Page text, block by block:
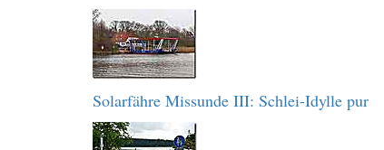
Solarfähre Missunde III: Schlei-Idylle pur